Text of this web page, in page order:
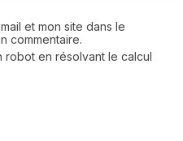
et mon site dans le
commentaire.
en résolvant le calcul